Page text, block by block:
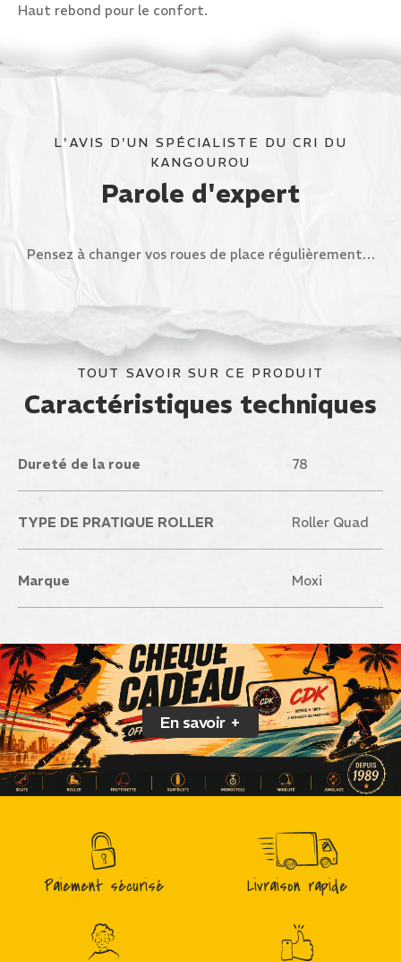
Haut rebond pour le confort.
L'AVIS D'UN SPÉCIALISTE DU CRI DU
KANGOUROU
Parole d'expert
Pensez à changer vos roues de place régulièrement…
TOUT SAVOIR SUR CE PRODUIT
Caractéristiques techniques
Dureté de la roue 78
TYPE DE PRATIQUE ROLLER Roller Quad
Marque Moxi
En savoir +
Paiement sécurisé Livraison rapide